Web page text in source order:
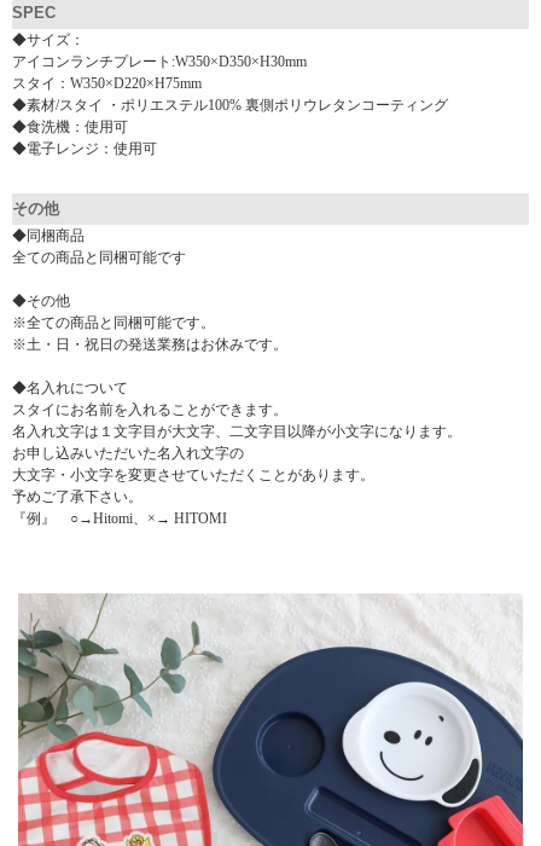
SPEC
◆サイズ：
アイコンランチプレート:W350×D350×H30mm
スタイ：W350×D220×H75mm
◆素材/スタイ ・ポリエステル100% 裏側ポリウレタンコーティング
◆食洗機：使用可
◆電子レンジ：使用可
その他
◆同梱商品
全ての商品と同梱可能です
◆その他
※全ての商品と同梱可能です。
※土・日・祝日の発送業務はお休みです。
◆名入れについて
スタイにお名前を入れることができます。
名入れ文字は１文字目が大文字、二文字目以降が小文字になります。
お申し込みいただいた名入れ文字の
大文字・小文字を変更させていただくことがあります。
予めご了承下さい。
『例』 ○→Hitomi、×→ HITOMI